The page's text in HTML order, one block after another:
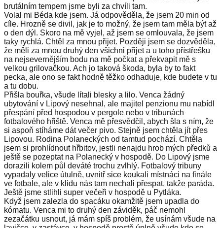
brutálním tempem jsme byli za chvíli tam.
Volal mi Béda kde jsem. Já odpověděla, že jsem 20 min od
cíle. Hrozně se divil, jak je to možný, že jsem tam měla být až
o den dýl. Skoro na mě vyjel, až jsem se omlouvala, že jsem
taky rychlá. Chtěl za mnou přijet. Později jsem se dozvěděla,
že měli za mnou druhý den všichni přijet a u toho přístřešku
na nejsevernějším bodu na mě počkat a překvapit mě s
velkou grilovačkou. Ach jo taková škoda, byla by to fakt
pecka, ale ono se fakt hodně těžko odhaduje, kde budete v tu
a tu dobu.
Přišla bouřka, všude lítali blesky a lilo. Venca žádný
ubytování v Lipový nesehnal, ale majitel penzionu mu nabídl
přespání před hospodou v pergole nebo v tribunách
fotbalového hřiště. Venca mě přesvědčil, abych šla s ním, že
si aspoň stíháme dát večer pivo. Stejně jsem chtěla jít přes
Lipovou. Rodina Polaneckých od tamtud pochází. Chtěla
jsem si prohlídnout hřbitov, jestli nenajdu hrob mých předků a
ještě se pozeptat na Polanecký v hospodě. Do Lipový jsme
dorazili kolem půl deváté trochu zvlhlý. Fotbalový tribuny
vypadaly velice útulně, uvnitř sice koukali místnáci na finále
ve fotbale, ale v klidu nás tam nechali přespat, takže paráda.
Ještě jsme stlihli super večeři v hospodě u Pytláka.
Když jsem zalezla do spacáku okamžitě jsem upadla do
kómatu. Venca mi to druhý den záviděk, páč nemohl
zezačátku usnout, já mám spíš problém, že usínám všude na